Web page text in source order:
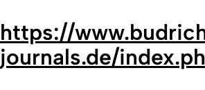
https://
journals.de/